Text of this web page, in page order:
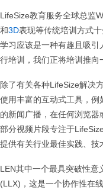
LifeSize教育服务全球总监
和3D表现等传统培训方式
学习应该是一种有趣且吸
行培训，我们正将培训推
除了有关各种LifeSize解决
使用丰富的互动式工具，
的新闻广播，在任何浏览
部分视频片段专注于
提供有关行业最佳实践、技
LEN其中一个最具突破性
(LLX)，这是一个协作性在